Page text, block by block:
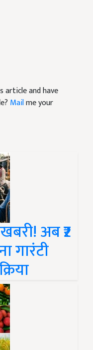
article and have
Mailme your
अब ₹2
गारंटी